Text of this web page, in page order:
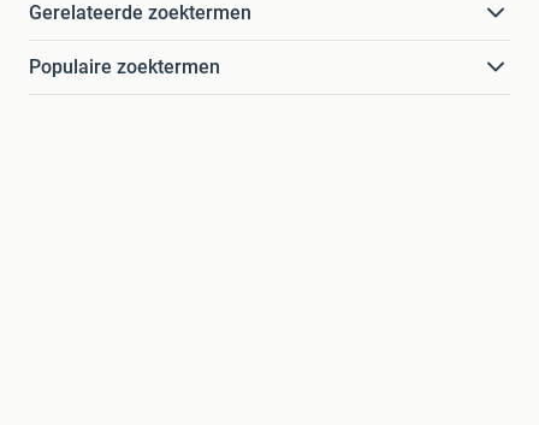
Gerelateerde zoektermen
Populaire zoektermen